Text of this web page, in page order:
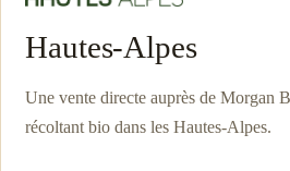
Hautes-Alpes
Une vente directe auprès de Morgan
récoltant bio dans les Hautes-Alpes.